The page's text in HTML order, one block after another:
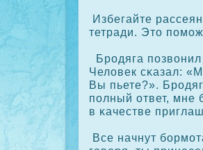
Избегайте
тетради. Это
Брοдяга
Человек сκазал:
Вы пьете?».
полный ответ, мне
в κачестве
Все начнут